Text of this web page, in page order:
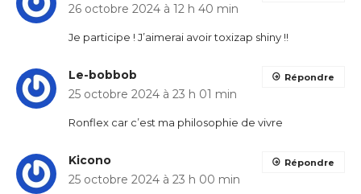
26 octobre 2024 à 12 h 40 min
Je participe ! J’aimerai avoir toxizap shiny !!
Le-bobbob
25 octobre 2024 à 23 h 01 min
Ronflex car c’est ma philosophie de vivre
Répondre
Kicono
25 octobre 2024 à 23 h 00 min
Répondre